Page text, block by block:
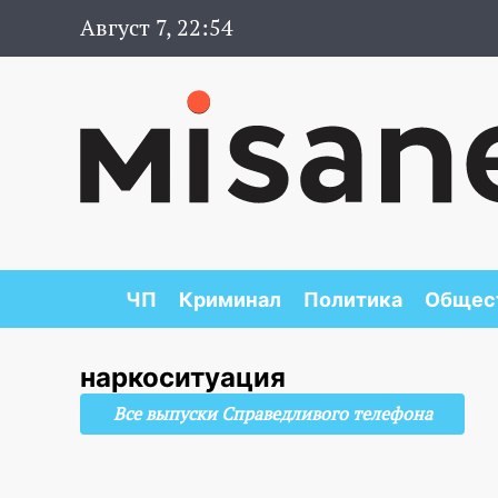
Август 7, 22:54
ЧП Криминал Политика
наркоситуация
Все выпуски Справедливого телефона